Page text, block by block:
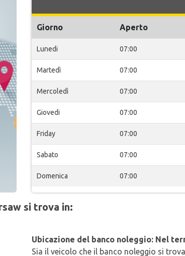
Giorno Aperto
Lunedi 07:00
Martedì 07:00
Mercoledì 07:00
Giovedi 07:00
Friday 07:00
Sabato 07:00
Domenica 07:00
si trova in:
Ubicazione del banco noleggio: Nel
Sia il veicolo che il banco noleggio si